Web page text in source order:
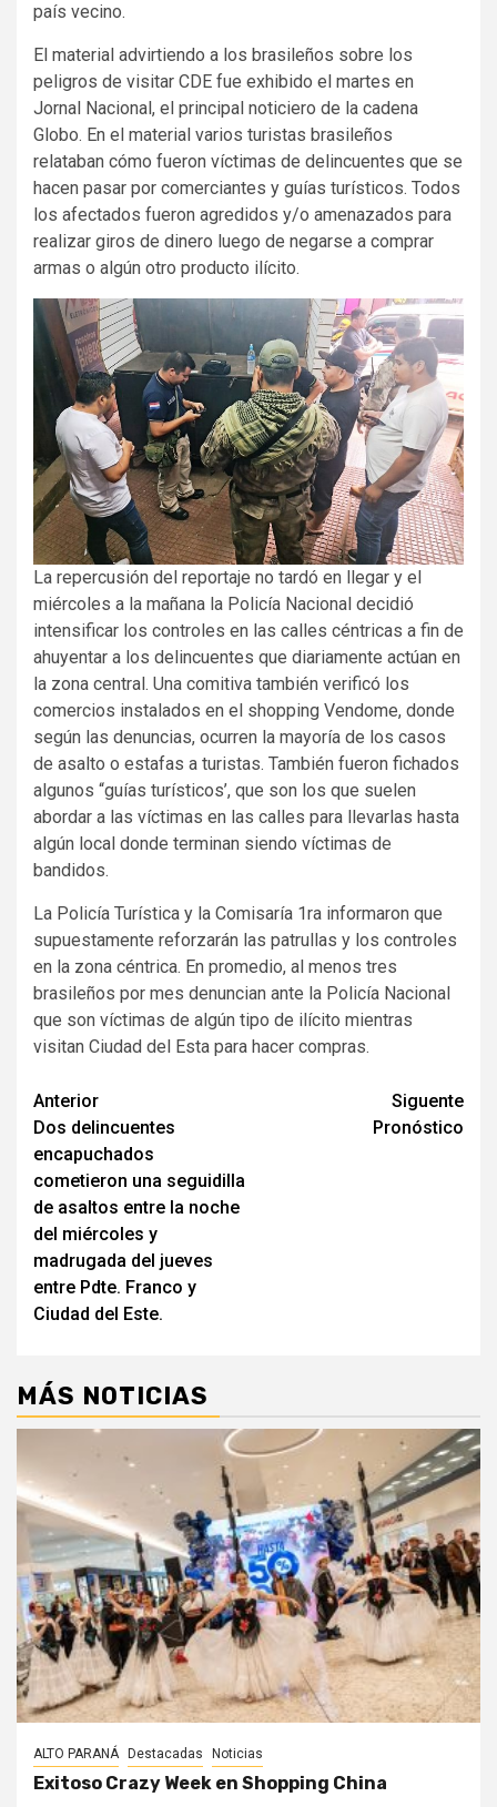
país vecino.
El material advirtiendo a los brasileños sobre los
peligros de visitar CDE fue exhibido el martes en
Jornal Nacional, el principal noticiero de la cadena
Globo. En el material varios turistas brasileños
relataban cómo fueron víctimas de delincuentes que se
hacen pasar por comerciantes y guías turísticos. Todos
los afectados fueron agredidos y/o amenazados para
realizar giros de dinero luego de negarse a comprar
armas o algún otro producto ilícito.
La repercusión del reportaje no tardó en llegar y el
miércoles a la mañana la Policía Nacional decidió
intensificar los controles en las calles céntricas a fin de
ahuyentar a los delincuentes que diariamente actúan en
la zona central. Una comitiva también verificó los
comercios instalados en el shopping Vendome, donde
según las denuncias, ocurren la mayoría de los casos
de asalto o estafas a turistas. También fueron fichados
algunos “guías turísticos’, que son los que suelen
abordar a las víctimas en las calles para llevarlas hasta
algún local donde terminan siendo víctimas de
bandidos.
La Policía Turística y la Comisaría 1ra informaron que
supuestamente reforzarán las patrullas y los controles
en la zona céntrica. En promedio, al menos tres
brasileños por mes denuncian ante la Policía Nacional
que son víctimas de algún tipo de ilícito mientras
visitan Ciudad del Esta para hacer compras.
Navegación
de
entradas
Anterior
Dos delincuentes
encapuchados
cometieron una seguidilla
de asaltos entre la noche
del miércoles y
madrugada del jueves
entre Pdte. Franco y
Ciudad del Este.
Siguente
Pronóstico
MÁS NOTICIAS
ALTO PARANÁ Destacadas Noticias
Exitoso Crazy Week en Shopping China